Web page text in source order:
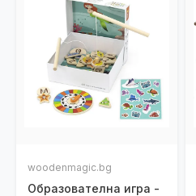
woodenmagic.bg
Образователна игра -